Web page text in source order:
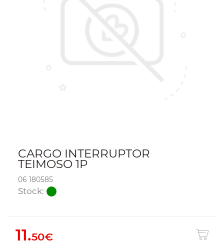
CARGO INTERRUPTOR
TEIMOSO 1P
06 180585
Stock:
11.50€